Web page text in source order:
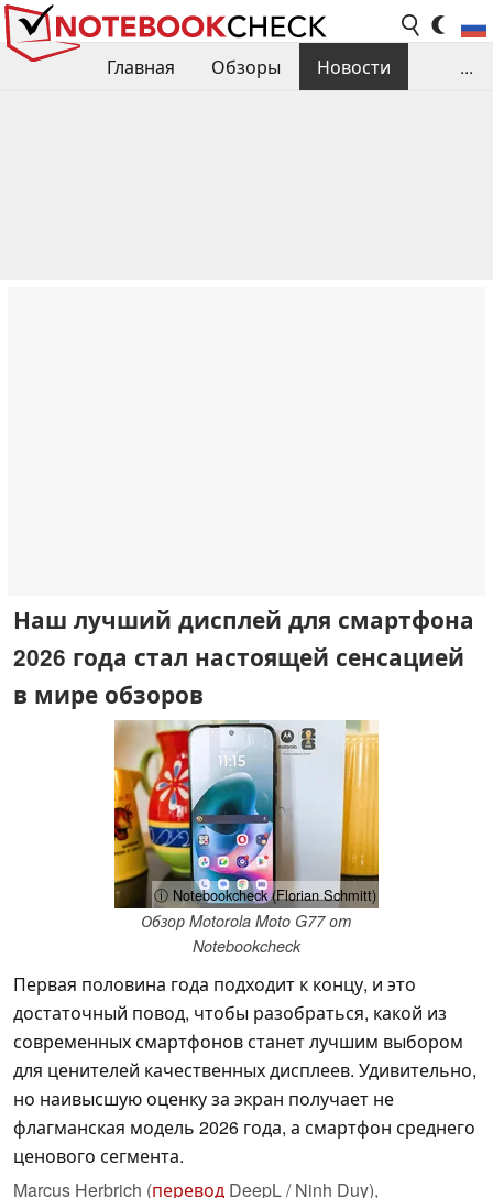
Главная Обзоры
Новости
...
Наш лучший дисплей для смартфона
2026 года стал настоящей сенсацией
в мире обзоров
ⓘ Notebookcheck (Florian Schmitt)
Обзор Motorola Moto G77 от
Notebookcheck
Первая половина года подходит к концу, и это
достаточный повод, чтобы разобраться, какой из
современных смартфонов станет лучшим выбором
для ценителей качественных дисплеев. Удивительно,
но наивысшую оценку за экран получает не
флагманская модель 2026 года, а смартфон среднего
ценового сегмента.
Marcus Herbrich (перевод DeepL / Ninh Duy),